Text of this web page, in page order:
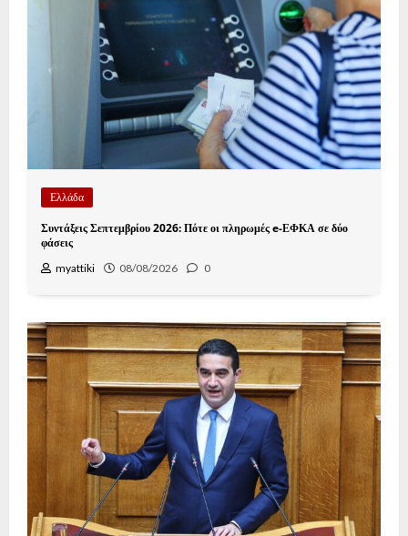
Ελλάδα
Συντάξεις Σεπτεμβρίου 2026: Πότε οι πληρωμές e-ΕΦΚΑ σε δύο
φάσεις
myattiki 08/08/2026 0